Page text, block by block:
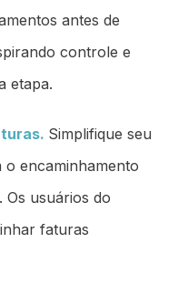
antes de
controle e
etapa.
Simplifique seu
encaminhamento
Os usuários do
faturas